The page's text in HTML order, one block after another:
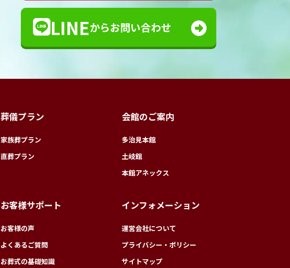
LINEからお問い合わせ
葬儀プラン
家族葬プラン
直葬プラン
会館のご案内
多治見本館
土岐館
本館アネックス
お客様サポート
お客様の声
よくあるご質問
お葬式の基礎知識
インフォメーション
運営会社について
プライバシー・ポリシー
サイトマップ